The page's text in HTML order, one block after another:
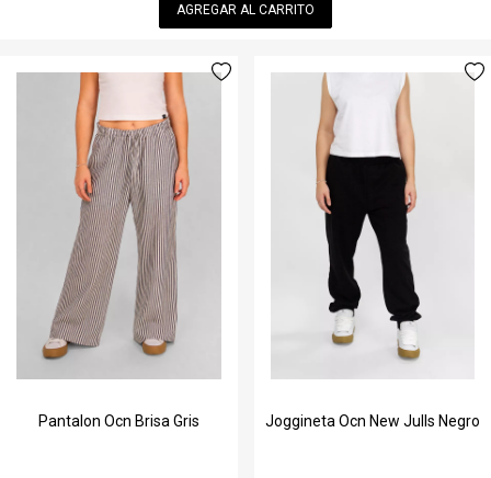
AGREGAR AL CARRITO
Pantalon Ocn Brisa Gris Joggineta Ocn New Julls Negro